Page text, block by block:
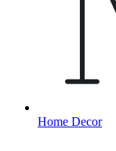
Home Decor